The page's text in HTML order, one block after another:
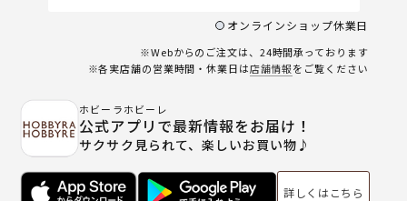
オンラインショップ休業日
※Webからのご注文は、24時間承っております
※各実店舗の営業時間・休業日は店舗情報をご覧ください
ホビーラホビーレ
公式アプリで最新情報をお届け！
サクサク見られて、楽しいお買い物♪
詳しくはこちら